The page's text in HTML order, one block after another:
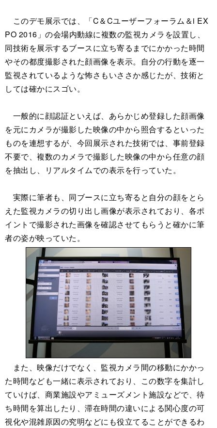
このデモ展示では、「C＆Cユーザーフォーラム＆i EX
PO 2016」の会場内動線に複数の監視カメラを設置し、
同技術を展示するブースに立ち寄るまでにかかった時間
やその都度撮影された顔画像を表示。自分の行動を逐一
監視されているような怖さもいささか感じたが、技術と
しては確かにスゴい。
一般的に顔認証といえば、あらかじめ登録した顔画像
を元にカメラが撮影した映像の中から照合するといった
ものを連想するが、今回展示された技術では、事前登録
不要で、複数のカメラで撮影した映像の中から任意の顔
を抽出し、リアルタイムでの表示を行っていた。
実際に筆者も、同ブースに立ち寄ると自分の顔をとら
えた監視カメラの切り出し画像が表示されており、各ポ
イントで撮影された画像を確認させてもらうと確かに筆
者の姿が映っていた。
また、映像だけでなく、監視カメラ間の移動にかかっ
た時間なども一緒に表示されており、この数字を集計し
ていけば、商業施設やアミューズメント施設などで、待
ち時間を算出したり、滞在時間の違いによる関心度の可
視化や混雑原因の究明などにも役立てることができるわ